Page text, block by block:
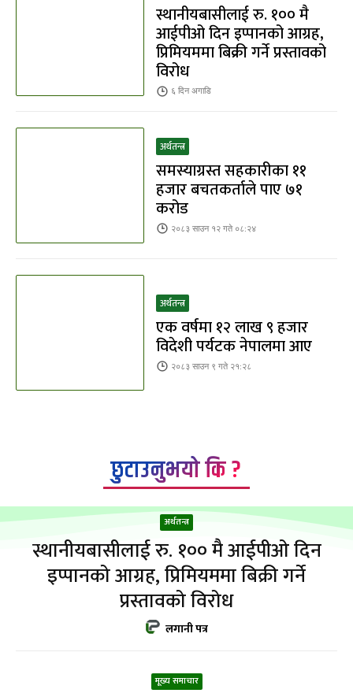
स्थानीयबासीलाई रु. १०० मै
आईपीओ दिन इप्पानको आग्रह,
प्रिमियममा बिक्री गर्ने प्रस्तावको
विरोध
६ दिनअगाडि
अर्थतन्त्र
समस्याग्रस्त सहकारीका ११
हजार बचतकर्ताले पाए ७१
करोड
२०८३ साउन १२ गते ०८:२४
अर्थतन्त्र
एक वर्षमा १२ लाख ९ हजार
विदेशी पर्यटक नेपालमा आए
२०८३ साउन ९ गते २१:२८
छुटाउनुभयो कि ?
अर्थतन्त्र
स्थानीयबासीलाई रु. १०० मै आईपीओ दिन
इप्पानको आग्रह, प्रिमियममा बिक्री गर्ने
प्रस्तावको विरोध
लगानी पत्र
मूख्य समाचार